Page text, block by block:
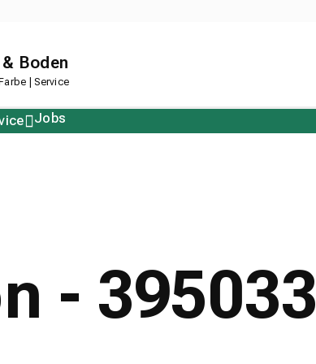
Boden
| Service
Jobs
- 395033